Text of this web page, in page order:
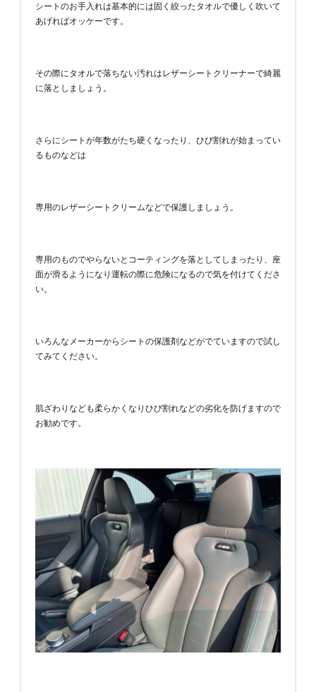
シートのお手入れは基本的には固く絞ったタオルで優しく吹いて
あげればオッケーです。
その際にタオルで落ちない汚れはレザーシートクリーナーで綺麗
に落としましょう。
さらにシートが年数がたち硬くなったり、ひび割れが始まってい
るものなどは
専用のレザーシートクリームなどで保護しましょう。
専用のものでやらないとコーティングを落としてしまったり、座
面が滑るようになり運転の際に危険になるので気を付けてくださ
い。
いろんなメーカーからシートの保護剤などがでていますので試し
てみてください。
肌ざわりなども柔らかくなりひび割れなどの劣化を防げますので
お勧めです。